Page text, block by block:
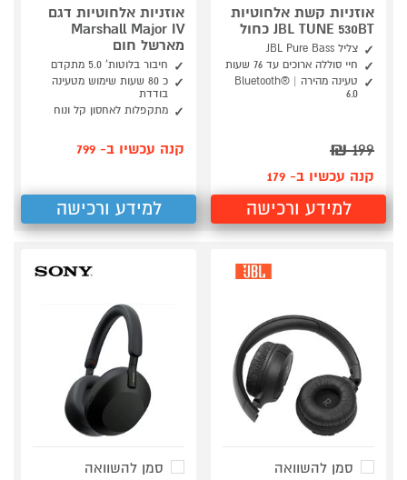
אוזניות קשת אלחוטיות
JBL TUNE 530BT כחול
צליל JBL Pure Bass
חיי סוללה ארוכים עד 76 שעות
טעינה מהירה | Bluetooth®
6.0
199
₪
קנה עכשיו ב- 179
למידע ורכישה
אוזניות אלחוטיות דגם
Marshall Major IV
מארשל חום
חיבור בלוטות’ 5.0 מתקדם
כ 80 שעות שימוש מטעינה
בודדת
מתקפלות לאחסון קל ונוח
קנה עכשיו ב- 799
למידע ורכישה
סמן להשוואה סמן להשוואה